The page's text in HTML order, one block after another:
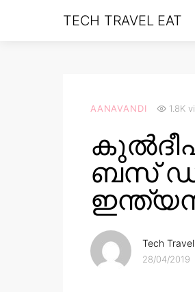
TECH TRAVEL EAT
AANAVANDI 1.8K
ബസ്
Tech
28/04/2019